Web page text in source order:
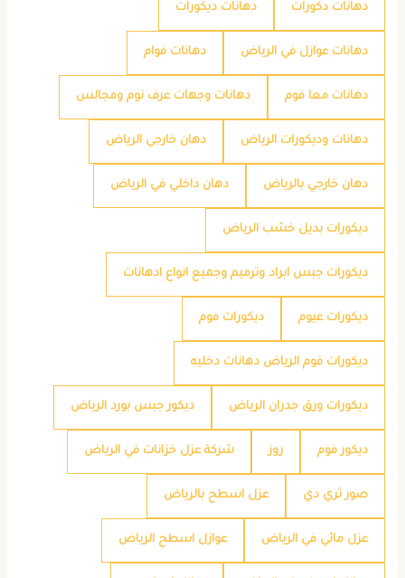
دهانات دكورات دهانات ديكورات
دهانات عوازل في الرياض دهانات فوام
دهانات معا فوم دهانات وجهات عرف نوم ومجالس
دهانات وديكورات الرياض دهان خارجي الرياض
دهان خارجي بالرياض دهان داخلي في الرياض
ديكورات بديل خشب الرياض
ديكورات جبس ابراد وترميم وجميع انواع ادهانات
ديكورات غيوم ديكورات فوم
ديكورات فوم الرياض دهانات دخليه
ديكورات ورق جدران الرياض ديكور جبس بورد الرياض
ديكور فوم روز شركة عزل خزانات في الرياض
صور ثري دي عزل اسطح بالرياض
عزل مائي في الرياض عوازل اسطح الرياض